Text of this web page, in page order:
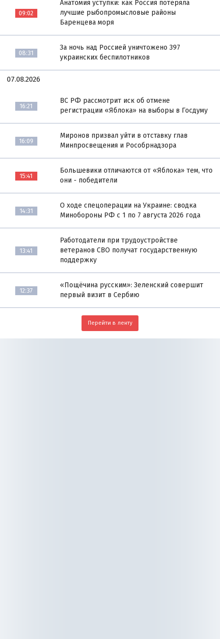
09:02
Анатомия уступки: как Россия потеряла
лучшие рыбопромысловые районы
Баренцева моря
08:31
За ночь над Россией уничтожено 397
украинских беспилотников
07.08.2026
16:21
ВС РФ рассмотрит иск об отмене
регистрации «Яблока» на выборы в Госдуму
16:09
Миронов призвал уйти в отставку глав
Минпросвещения и Рособрнадзора
15:41
Большевики отличаются от «Яблока» тем, что
они - победители
14:31
О ходе спецоперации на Украине: сводка
Минобороны РФ с 1 по 7 августа 2026 года
13:41
Работодатели при трудоустройстве
ветеранов СВО получат государственную
поддержку
12:37
«Пощёчина русским»: Зеленский совершит
первый визит в Сербию
Перейти в ленту